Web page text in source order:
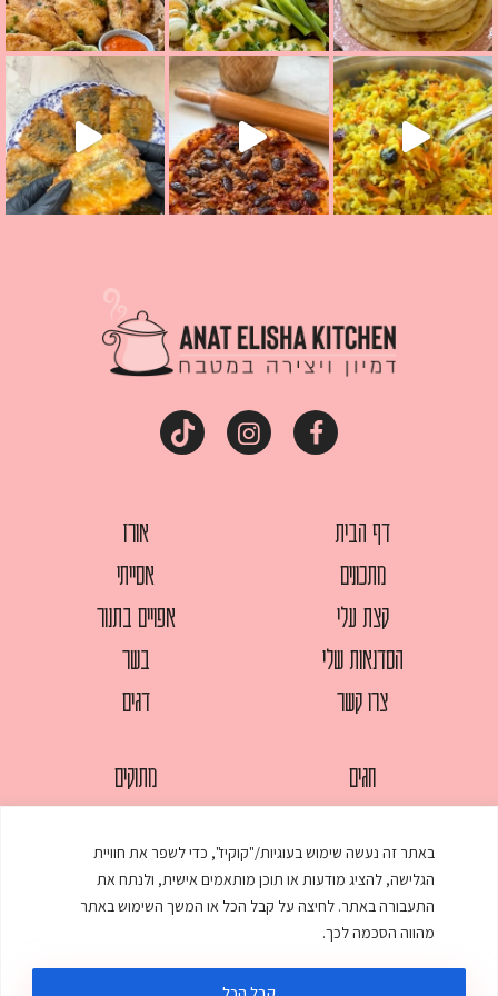
באתר זה נעשה שימוש בעוגיות/"קוקיז", כדי לשפר את חוויית
הגלישה, להציג מודעות או תוכן מותאמים אישית, ולנתח את
התעבורה באתר. לחיצה על קבל הכל או המשך השימוש באתר
מהווה הסכמה לכך.
ככה? ההסבר בסרטו
מז׳ווז׳ין או בתרגום לעברית, מחותניםמתכון ראש
דף הבית
מתכונים
קצת עלי
הסדנאות שלי
צרו קשר
אורז
אסייתי
אפויים בתנור
בשר
דגים
חגים
מאפים
ממולאים
מרקים
מתוקים
עוגות
עוף